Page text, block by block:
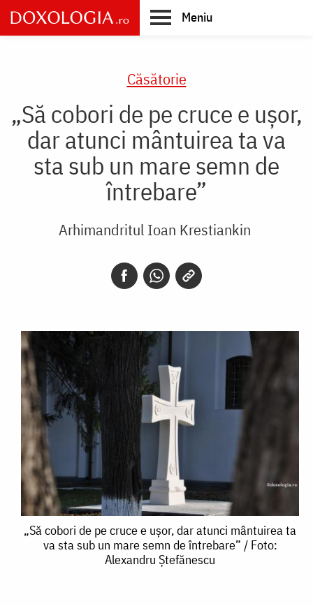
Skip
to
main
Meniu
Căsătorie
„Să cobori de pe cruce e ușor,
dar atunci mântuirea ta va
sta sub un mare semn de
întrebare”
Arhimandritul Ioan Krestiankin
„Să
cobori
„Să cobori de pe cruce e ușor, dar atunci mântuirea ta
va sta sub un mare semn de întrebare” / Foto:
Alexandru Ștefănescu